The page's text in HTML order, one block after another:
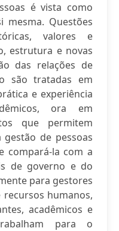
é vista como
mesma. Questões
valores e
estrutura e novas
das relações de
são tratadas em
e experiência
ora em
que permitem
de pessoas
compará-la com a
de governo e do
para gestores
humanos,
acadêmicos e
para o